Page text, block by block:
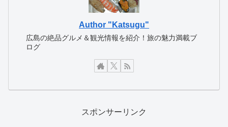
Author "Katsugu"
広島の絶品グルメ＆観光情報を紹介！旅の魅力満載ブ
ログ
スポンサーリンク